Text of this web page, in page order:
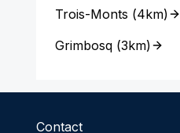
Trois-Monts (4km)
Grimbosq(3km)
Contact